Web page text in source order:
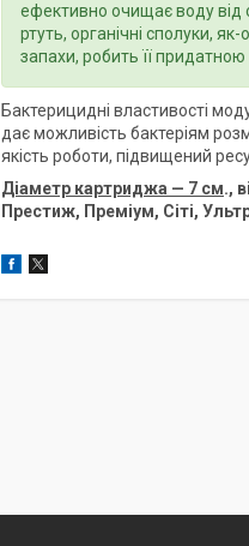
ефективно очищає воду від
ртуть, органічні сполуки,
запахи, робить її придатною
Бактерицидні властивості
дає можливість бактеріям
якість роботи, підвищений
Діаметр картриджа — 7 см.,
Престиж, Преміум, Сіті,